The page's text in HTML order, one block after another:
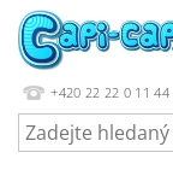
+420 22 22 0 11 44